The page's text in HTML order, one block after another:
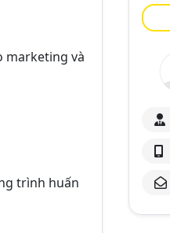
marketing và
trình huấn